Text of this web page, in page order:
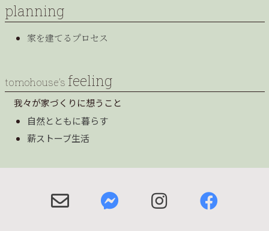
planning
家を建てるプロセス
tomohouse’s feeling
我々が家づくりに想うこと
自然とともに暮らす
薪ストーブ生活